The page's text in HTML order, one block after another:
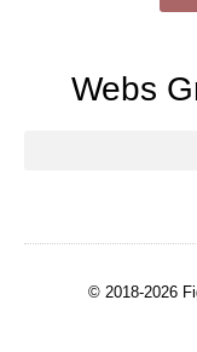
Webs
© 2018-2026